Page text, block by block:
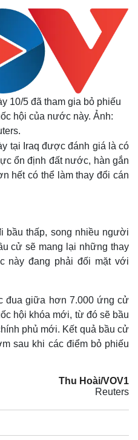
10/5 đã tham gia bỏ phiếu
hội của nước này. Ảnh:
tại Iraq được đánh giá là có
ổn định đất nước, hàn gắn
hết có thể làm thay đổi cán
bầu thấp, song nhiều người
cử sẽ mang lại những thay
này đang phải đối mặt với
đua giữa hơn 7.000 ứng cử
hội khóa mới, từ đó sẽ bầu
phủ mới. Kết quả bầu cử
sau khi các điểm bỏ phiếu
Thu Hoài/VOV1
Reuters